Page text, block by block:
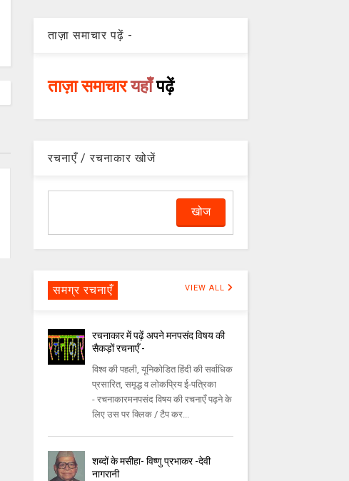
ताज़ा समाचार पढ़ें -
ताज़ा समाचारयहाँपढ़ें
रचनाएँ / रचनाकार खोजें
समग्र रचनाएँ VIEW ALL
रचनाकार में पढ़ें अपने मनपसंद विषय की
सैकड़ों रचनाएँ -
विश्व की पहली, यूनिकोडित हिंदी की सर्वाधिक
प्रसारित, समृद्ध व लोकप्रिय ई-पत्रिका
- रचनाकारमनपसंद विषय की रचनाएँ पढ़ने के
लिए उस पर क्लिक / टैप कर...
शब्दों के मसीहा- विष्णु प्रभाकर -देवी
नागरानी